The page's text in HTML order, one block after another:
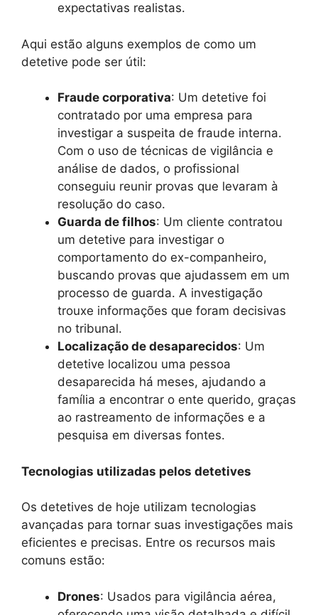
expectativas realistas.
Aqui estão alguns exemplos de como um
detetive pode ser útil:
Fraude corporativa: Um detetive foi
contratado por uma empresa para
investigar a suspeita de fraude interna.
Com o uso de técnicas de vigilância e
análise de dados, o profissional
conseguiu reunir provas que levaram à
resolução do caso.
Guarda de filhos: Um cliente contratou
um detetive para investigar o
comportamento do ex-companheiro,
buscando provas que ajudassem em um
processo de guarda. A investigação
trouxe informações que foram decisivas
no tribunal.
Localização de desaparecidos: Um
detetive localizou uma pessoa
desaparecida há meses, ajudando a
família a encontrar o ente querido, graças
ao rastreamento de informações e a
pesquisa em diversas fontes.
Tecnologias utilizadas pelos detetives
Os detetives de hoje utilizam tecnologias
avançadas para tornar suas investigações mais
eficientes e precisas. Entre os recursos mais
comuns estão:
Drones: Usados para vigilância aérea,